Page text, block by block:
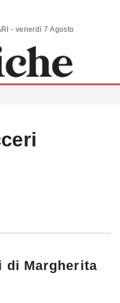
ANALISI | COMMENTI | SCENARI - venerdì 7 Agosto 2026
di Margherita